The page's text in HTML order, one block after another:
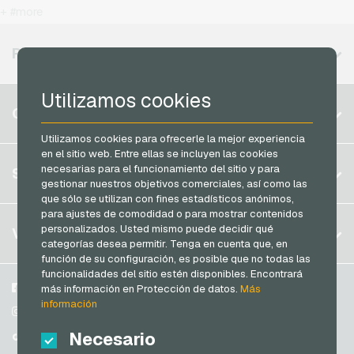
Utilizamos cookies
Utilizamos cookies para ofrecerle la mejor experiencia
en el sitio web. Entre ellas se incluyen las cookies
necesarias para el funcionamiento del sitio y para
gestionar nuestros objetivos comerciales, así como las
que sólo se utilizan con fines estadísticos anónimos,
para ajustes de comodidad o para mostrar contenidos
personalizados. Usted mismo puede decidir qué
categorías desea permitir. Tenga en cuenta que, en
función de su configuración, es posible que no todas las
funcionalidades del sitio estén disponibles. Encontrará
más información en Protección de datos.Más
información
Necesario
Neosurf Tarjetas de pago
Razer Gold Tarjetas de pago
Transcash Tarjetas de pago
REGIONES DISPONIBLES
Bélgica
Alemania (DE)
Alemania (EN)
Francia
Italia
Países Bajos
Austria
Portugal
Suiza (DE)
CUENTA
Registrar
Iniciar sesión
Mi carrito
SERVICIO
FAQ
Modos de pago
Condiciones generales&Derecho de revocación
Protección de datos
VGO-SHOP
Sobre nosotros
Participantes
Facebook
Instagram
TikTok